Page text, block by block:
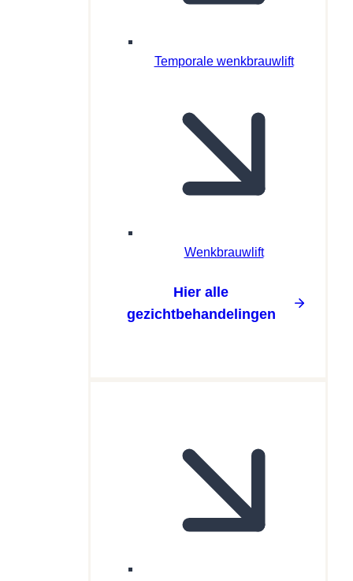
Temporale wenkbrauwlift
Wenkbrauwlift
Hier alle
gezichtbehandelingen